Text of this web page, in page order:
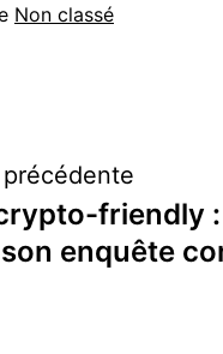
Non classé
friendly :
enquête